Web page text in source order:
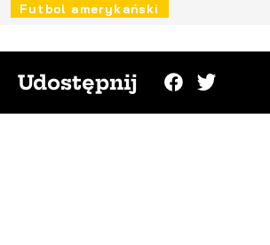
Futbol amerykański
Udostępnij